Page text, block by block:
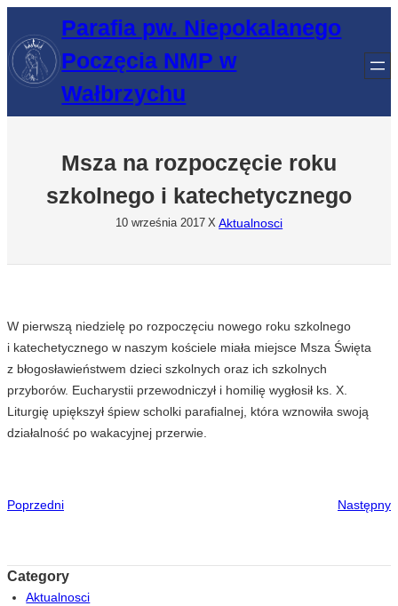
treści
Parafia pw. Niepokalanego
Poczęcia NMP w
Wałbrzychu
Msza na rozpoczęcie roku
szkolnego i katechetycznego
10 września 2017 X Aktualnosci
W pierwszą niedzielę po rozpoczęciu nowego roku szkolnego
i katechetycznego w naszym kościele miała miejsce Msza Święta
z błogosławieństwem dzieci szkolnych oraz ich szkolnych
przyborów. Eucharystii przewodniczył i homilię wygłosił ks. X.
Liturgię upiększył śpiew scholki parafialnej, która wznowiła swoją
działalność po wakacyjnej przerwie.
Poprzedni Następny
Category
Aktualnosci